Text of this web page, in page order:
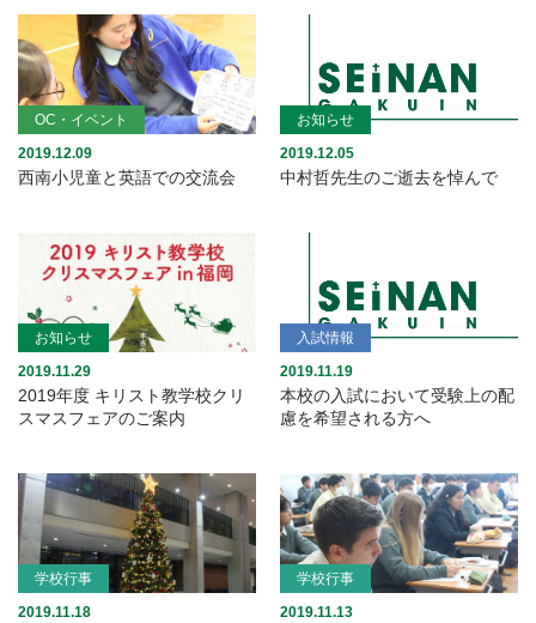
OC・イベント
2019.12.09
西南小児童と英語での交流会
お知らせ
2019.12.05
中村哲先生のご逝去を悼んで
お知らせ
2019.11.29
2019年度 キリスト教学校クリ
スマスフェアのご案内
入試情報
2019.11.19
本校の入試において受験上の配
慮を希望される方へ
学校行事
2019.11.18
学校行事
2019.11.13